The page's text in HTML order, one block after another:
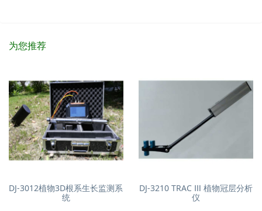
为您推荐
DJ-3012植物3D根系生长监测系
统
DJ-3210 TRAC Ⅲ 植物冠层分析
仪